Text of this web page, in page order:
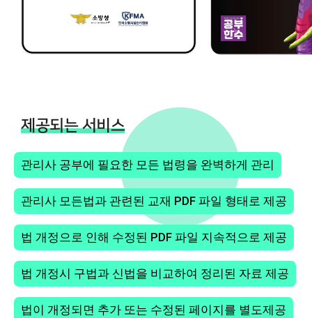
제공되는 서비스
관리사 공부에 필요한 모든 법령을 완벽하게 관리
관리사 모든법과 관련된 교재 PDF 파일 형태로 제공
법 개정으로 인해 수정된 PDF 파일 지속적으로 제공
법 개정시 구법과 신법을 비교하여 정리된 자료 제공
법이 개정되면 추가 또는 수정된 페이지를 별도제공